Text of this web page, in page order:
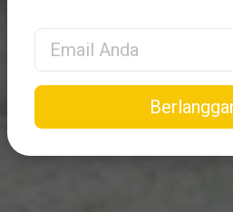
Email Address